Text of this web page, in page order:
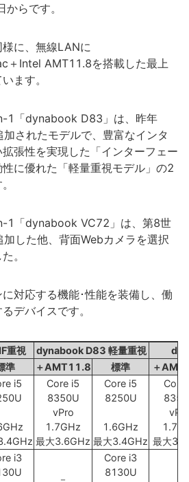
らです。
に、無線LANに
＋Intel AMT11.8を搭載した最上
ます。
1「dynabook D83」は、昨年
されたモデルで、豊富なインタ
張性を実現した「インターフェー
に優れた「軽量重視モデル」の2
1「dynabook VC72」は、第8世
した他、背面Webカメラを選択
。
対応する機能･性能を装備し、働
デバイスです。
重視 dynabook D83 軽量重視
準 ＋AMT11.8 標準 ＋
i5
Core i5
8350U
vPro
1.7GHz
最大3.6GHz
Core i5
8250U
1.6GHz
最大3.4GHz
Core
最大
i3
－
Core i3
8130U